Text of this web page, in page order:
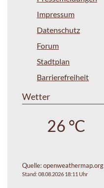
Impressum
Datenschutz
Forum
Stadtplan
Barrierefreiheit
Wetter
26 °C
Quelle:openweathermap.org
Stand: 08.08.2026 18:11 Uhr